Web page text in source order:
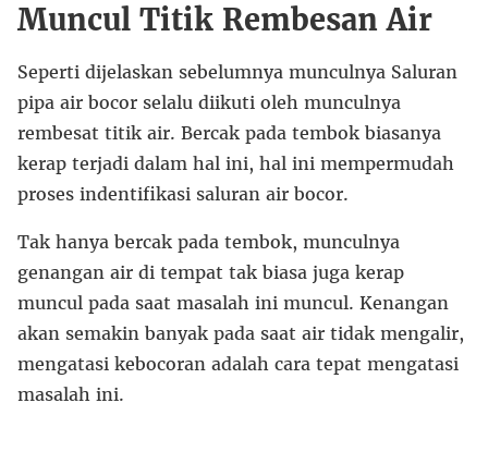
Muncul Titik Rembesan Air
Seperti dijelaskan sebelumnya munculnya Saluran
pipa air bocor selalu diikuti oleh munculnya
rembesat titik air. Bercak pada tembok biasanya
kerap terjadi dalam hal ini, hal ini mempermudah
proses indentifikasi saluran air bocor.
Tak hanya bercak pada tembok, munculnya
genangan air di tempat tak biasa juga kerap
muncul pada saat masalah ini muncul. Kenangan
akan semakin banyak pada saat air tidak mengalir,
mengatasi kebocoran adalah cara tepat mengatasi
masalah ini.